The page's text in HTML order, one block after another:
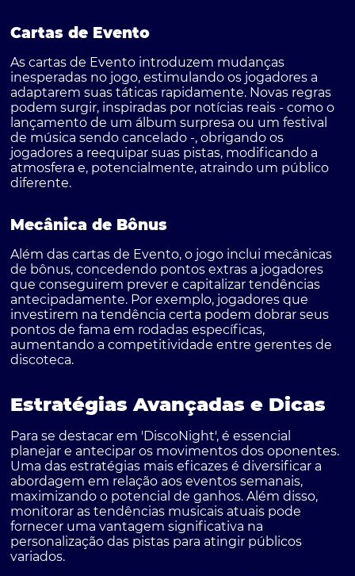
Cartas de Evento
As cartas de Evento introduzem mudanças
inesperadas no jogo, estimulando os jogadores a
adaptarem suas táticas rapidamente. Novas regras
podem surgir, inspiradas por notícias reais - como o
lançamento de um álbum surpresa ou um festival
de música sendo cancelado -, obrigando os
jogadores a reequipar suas pistas, modificando a
atmosfera e, potencialmente, atraindo um público
diferente.
Mecânica de Bônus
Além das cartas de Evento, o jogo inclui mecânicas
de bônus, concedendo pontos extras a jogadores
que conseguirem prever e capitalizar tendências
antecipadamente. Por exemplo, jogadores que
investirem na tendência certa podem dobrar seus
pontos de fama em rodadas específicas,
aumentando a competitividade entre gerentes de
discoteca.
Estratégias Avançadas e Dicas
Para se destacar em 'DiscoNight', é essencial
planejar e antecipar os movimentos dos oponentes.
Uma das estratégias mais eficazes é diversificar a
abordagem em relação aos eventos semanais,
maximizando o potencial de ganhos. Além disso,
monitorar as tendências musicais atuais pode
fornecer uma vantagem significativa na
personalização das pistas para atingir públicos
variados.